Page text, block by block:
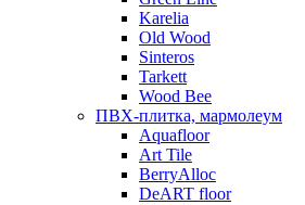
Karelia
Old Wood
Sinteros
Tarkett
Wood Bee
ПВХ-плитка, мармолеум
Aquafloor
Art Tile
BerryAlloc
DeART floor